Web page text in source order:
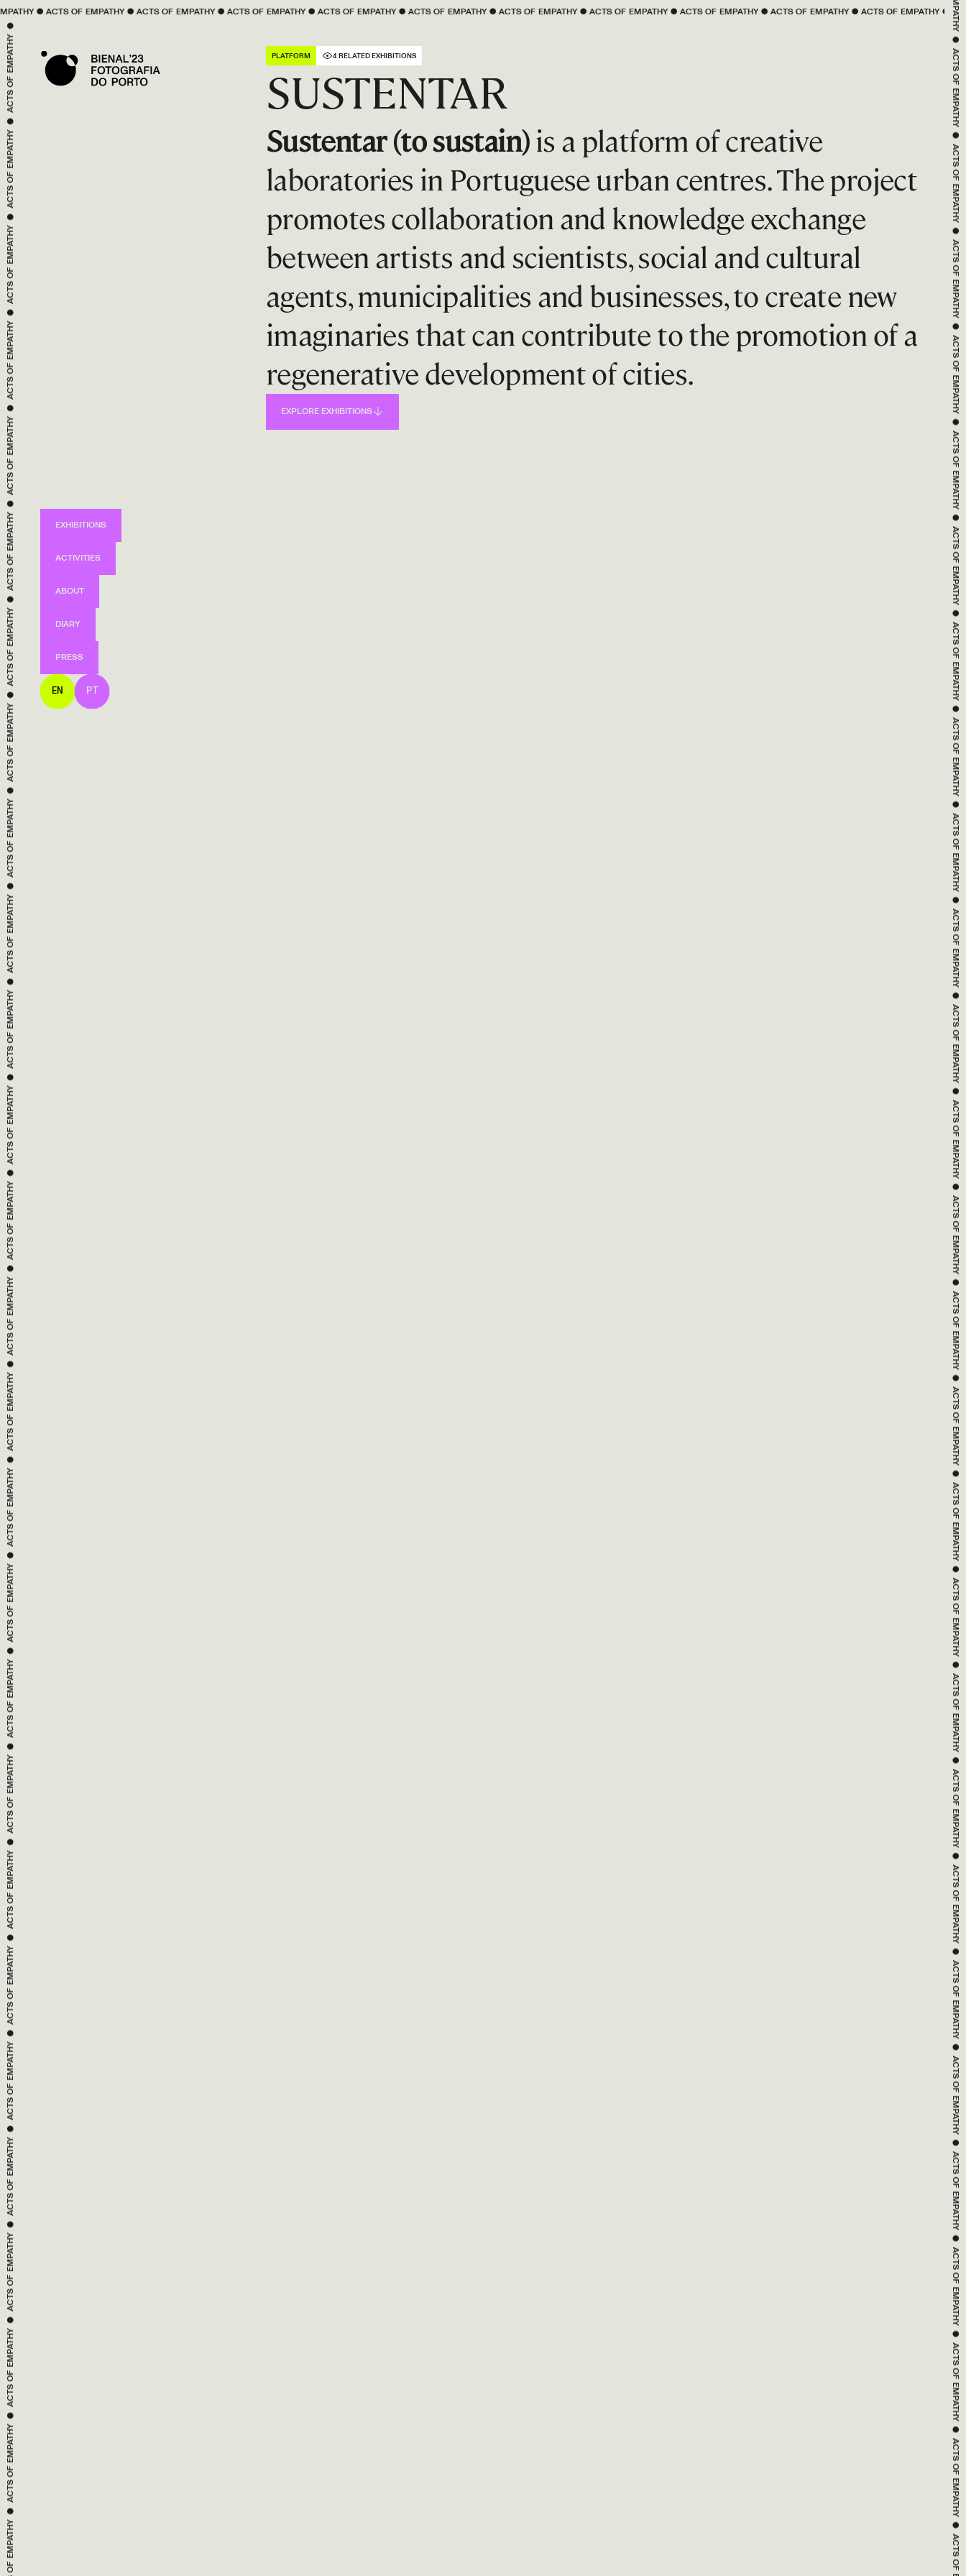
EXHIBITIONS
ACTIVITIES
ABOUT
DIARY
PRESS
EN PT
PLATFORM 4 RELATED EXHIBITIONS
SUSTENTAR
Sustentar (to sustain)is a platform of creative
laboratories in Portuguese urban centres. The project
promotes collaboration and knowledge exchange
between artists and scientists, social and cultural
agents, municipalities and businesses, to create new
imaginaries that can contribute to the promotion of a
regenerative development of cities.
EXPLORE EXHIBITIONS
EMPATHY ● ACTS OF EMPATHY ● ACTS OF EMPATHY ● ACTS OF EMPATHY ● ACTS OF EMPATHY ● ACTS OF EMPATHY ● ACTS OF EMPATHY ● ACTS OF EMPATHY ● ACTS OF EMPATHY ● ACTS OF EMPATHY ● ACTS OF EMPATHY
EMPATHY
●
ACTS OF
EMPATHY
●
ACTS OF
EMPATHY
●
ACTS OF
EMPATHY
●
ACTS OF
EMPATHY
●
ACTS OF
EMPATHY
●
ACTS OF
EMPATHY
●
ACTS OF
EMPATHY
●
ACTS OF
EMPATHY
●
ACTS OF
EMPATHY
●
ACTS OF
EMPATHY
●
ACTS OF
EMPATHY
●
ACTS OF
EMPATHY
●
ACTS OF
EMPATHY
●
ACTS OF
EMPATHY
●
ACTS OF
EMPATHY
●
ACTS OF
EMPATHY
●
ACTS OF
EMPATHY
●
ACTS OF
EMPATHY
●
ACTS OF
EMPATHY
●
ACTS OF
EMPATHY
●
ACTS OF
EMPATHY
●
ACTS OF
EMPATHY
●
ACTS OF
EMPATHY
●
ACTS OF
EMPATHY
●
ACTS OF
EMPATHY
●
ACTS OF
EMPATHY
●
ACTS OF
EMPATHY
●
ACTS OF
EMPATHY
●
ACTS OF
EMPATHY
●
ACTS OF
EMPATHY
●
ACTS OF
EMPATHY
●
ACTS OF
EMPATHY
●
ACTS OF
EMPATHY
●
ACTS OF
EMPATHY
●
ACTS OF
EMPATHY
●
ACTS OF
EMPATHY
●
ACTS OF
EMPATHY
●
ACTS OF
EMPATHY
●
ACTS OF
EMPATHY
●
ACTS OF
EMPATHY
●
ACTS OF
EMPATHY
●
ACTS OF
EMPATHY
●
ACTS OF
EMPATHY
●
ACTS OF
EMPATHY
●
ACTS OF
EMPATHY
●
ACTS OF
EMPATHY
●
ACTS OF
EMPATHY
●
ACTS OF
EMPATHY
●
ACTS OF
EMPATHY
●
ACTS OF
EMPATHY
●
ACTS OF
EMPATHY
●
ACTS OF
EMPATHY
●
ACTS OF
EMPATHY
●